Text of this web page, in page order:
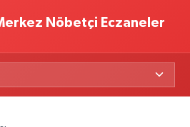
Nöbetçi Eczaneler